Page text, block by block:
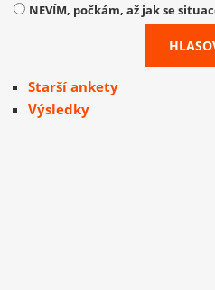
NEVÍM, počkám, až jak se
Starší ankety
Výsledky